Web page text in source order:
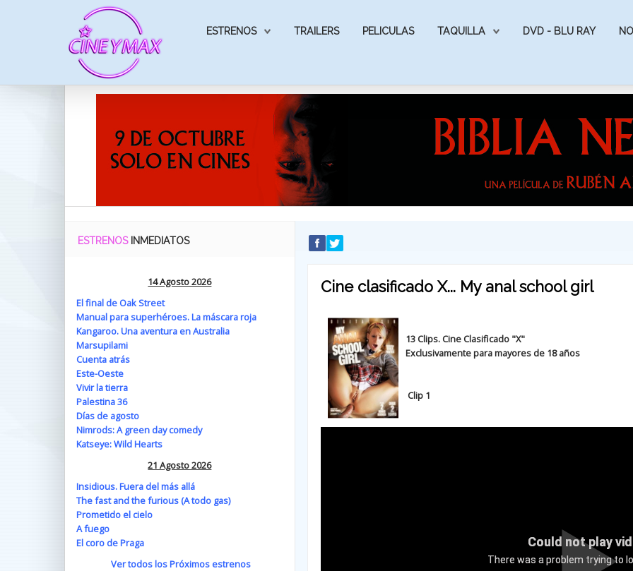
ESTRENOS TRAILERS PELICULAS TAQUILLA DVD - BLU RAY
Cine clasificado X... My anal school girl
13 Clips. Cine Clasificado "X"
Exclusivamente para mayores de 18 años
Clip 1
Could not play
There was a problem trying to
ESTRENOS INMEDIATOS
14 Agosto 2026
El final de Oak Street
Manual para superhéroes. La máscara roja
Kangaroo. Una aventura en Australia
Marsupilami
Cuenta atrás
Este-Oeste
Vivir la tierra
Palestina 36
Días de agosto
Nimrods: A green day comedy
Katseye: Wild Hearts
21 Agosto 2026
Insidious. Fuera del más allá
The fast and the furious (A todo gas)
Prometido el cielo
A fuego
El coro de Praga
Ver todos los Próximos estrenos